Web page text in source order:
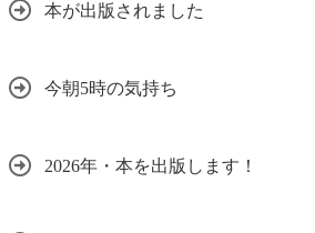
本が出版されました
今朝5時の気持ち
2026年・本を出版します！